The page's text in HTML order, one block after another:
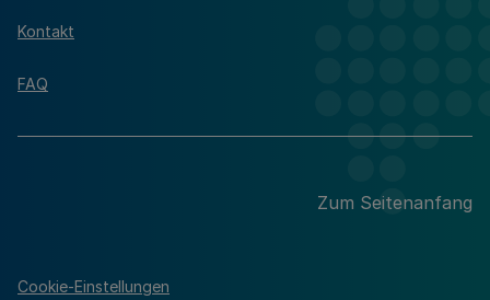
Kontakt
FAQ
Zum Seitenanfang
Cookie-Einstellungen